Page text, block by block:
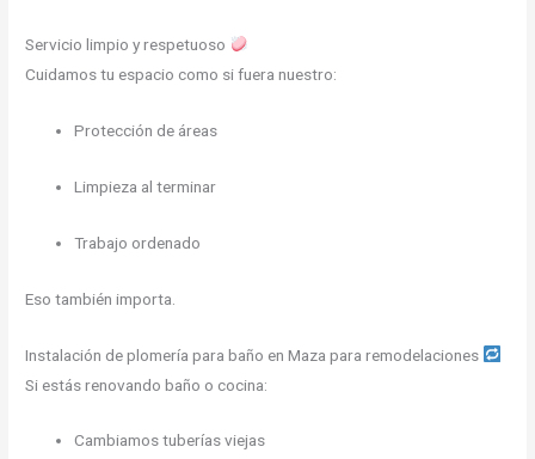
Servicio limpio y respetuoso
Cuidamos tu espacio como si fuera nuestro:
Protección de áreas
Limpieza al terminar
Trabajo ordenado
Eso también importa.
Instalación de plomería para baño en Maza para remodelaciones
Si estás renovando baño o cocina:
Cambiamos tuberías viejas